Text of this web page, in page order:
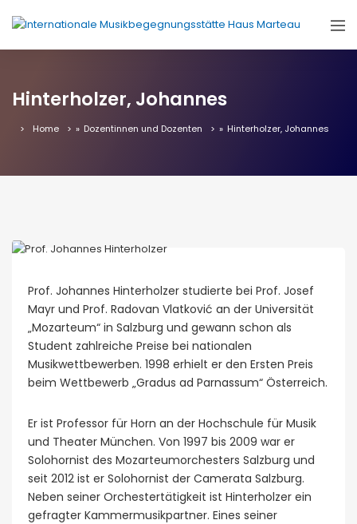
Hinterholzer, Johannes
Home » Dozentinnen und Dozenten » Hinterholzer, Johannes
Prof. Johannes Hinterholzer studierte bei Prof. Josef
Mayr und Prof. Radovan Vlatković an der Universität
„Mozarteum“ in Salzburg und gewann schon als
Student zahlreiche Preise bei nationalen
Musikwettbewerben. 1998 erhielt er den Ersten Preis
beim Wettbewerb „Gradus ad Parnassum“ Österreich.
Er ist Professor für Horn an der Hochschule für Musik
und Theater München. Von 1997 bis 2009 war er
Solohornist des Mozarteumorchesters Salzburg und
seit 2012 ist er Solohornist der Camerata Salzburg.
Neben seiner Orchestertätigkeit ist Hinterholzer ein
gefragter Kammermusikpartner. Eines seiner